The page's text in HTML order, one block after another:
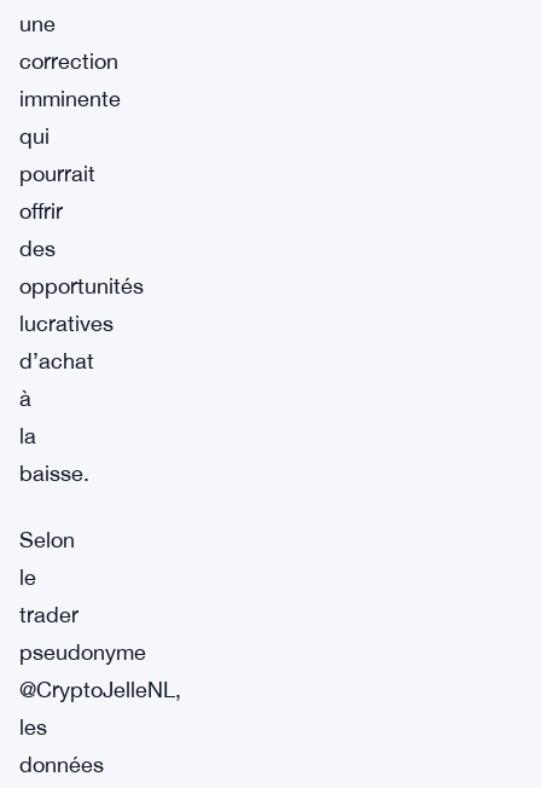
une
correction
imminente
qui
pourrait
offrir
des
opportunités
lucratives
d’achat
à
la
baisse.
Selon
le
trader
pseudonyme
@CryptoJelleNL,
les
données